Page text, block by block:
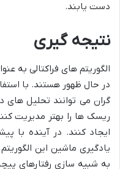
دست یابند.
نتیجه گیری
الگوریتم های فراکتالی به
در حال ظهور هستند. با
گران می توانند تحلیل های
ریسک ها را بهتر مدیریت
ایجاد کنند. در آینده با
یادگیری ماشین این
به شبیه سازی رفتارهای